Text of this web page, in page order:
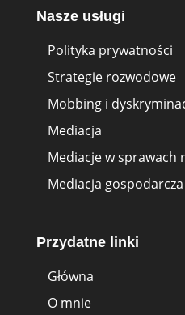
Nasze usługi
Polityka prywatności
Strategie rozwodowe
Mobbing i
Mediacja
Mediacje w sprawach
Mediacja gospodarcza
Przydatne linki
Główna
O mnie